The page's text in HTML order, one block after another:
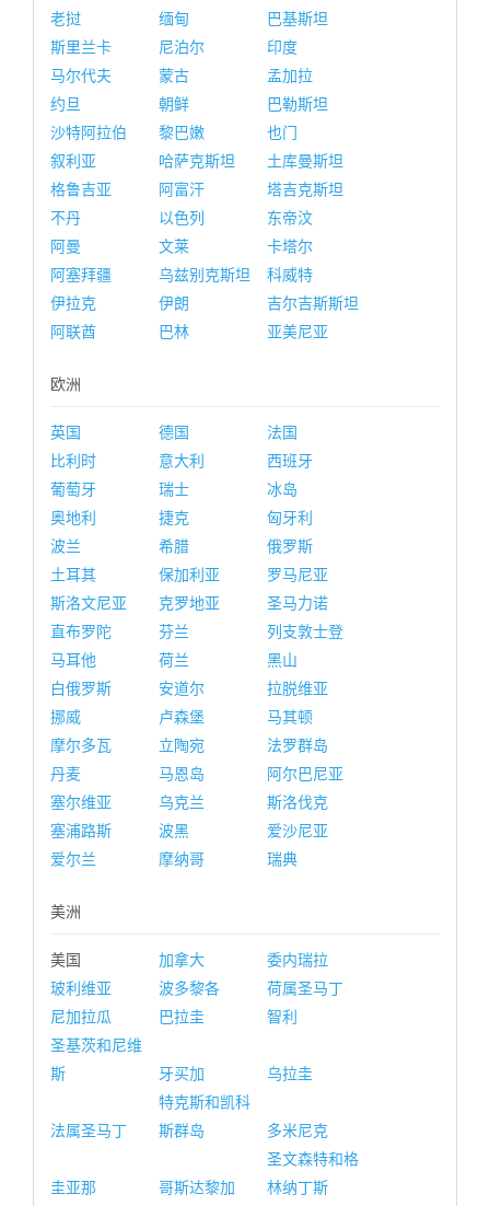
老挝
缅甸
巴基斯坦
斯里兰卡
尼泊尔
印度
马尔代夫
蒙古
孟加拉
约旦
朝鲜
巴勒斯坦
沙特阿拉伯
黎巴嫩
也门
叙利亚
哈萨克斯坦
土库曼斯坦
格鲁吉亚
阿富汗
塔吉克斯坦
不丹
以色列
东帝汶
阿曼
文莱
卡塔尔
阿塞拜疆
乌兹别克斯坦
科威特
伊拉克
伊朗
吉尔吉斯斯坦
阿联酋
巴林 亚美尼亚
欧洲
英国 德国
法国
比利时
意大利
西班牙
葡萄牙
瑞士
冰岛
奥地利
捷克
匈牙利
波兰
希腊
俄罗斯
土耳其
保加利亚
罗马尼亚
斯洛文尼亚
克罗地亚
圣马力诺
直布罗陀
芬兰
列支敦士登
马耳他
荷兰
黑山
白俄罗斯
安道尔
拉脱维亚
挪威
卢森堡
马其顿
摩尔多瓦
立陶宛
法罗群岛
丹麦
马恩岛
阿尔巴尼亚
塞尔维亚
乌克兰
斯洛伐克
塞浦路斯
波黑
爱沙尼亚
爱尔兰
摩纳哥 瑞典
美洲
美国 加拿大
委内瑞拉
玻利维亚
波多黎各
荷属圣马丁
尼加拉瓜
巴拉圭
智利
圣基茨和尼维
斯
牙买加 乌拉圭
法属圣马丁
特克斯和凯科
斯群岛
多米尼克
圭亚那 哥斯达黎加
圣文森特和格
林纳丁斯